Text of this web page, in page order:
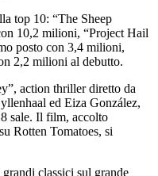
top 10: “The Sheep
10,2 milioni, “Project Hail
posto con 3,4 milioni,
2,2 milioni al debutto.
action thriller diretto da
ed Eiza González,
sale. Il film, accolto
Rotten Tomatoes, si
classici sul grande